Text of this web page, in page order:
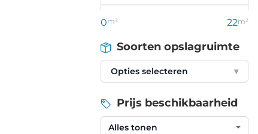
0m² 22m²
Soorten opslagruimte
Opties selecteren ▾
Prijs beschikbaarheid